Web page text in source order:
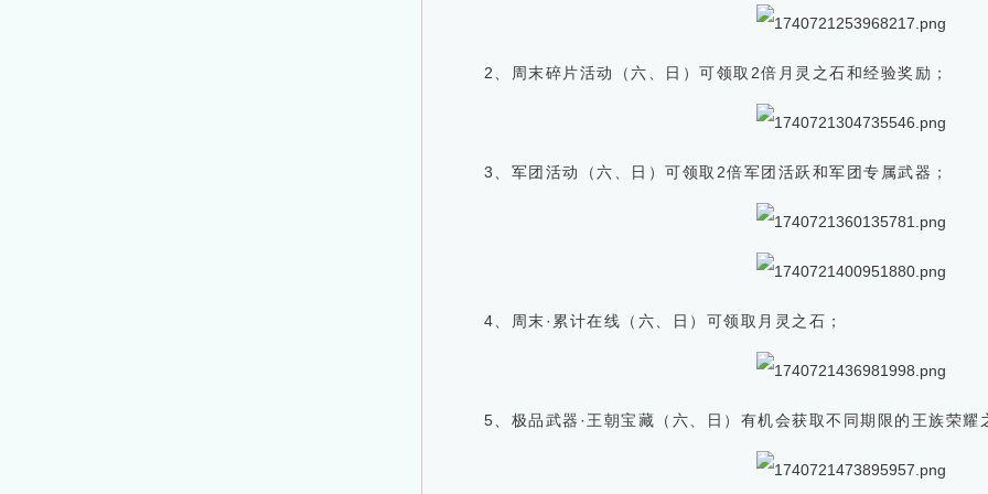
2、周末碎片活动（六、日）可领取2倍月灵之石和经验奖励；
3、军团活动（六、日）可领取2倍军团活跃和军团专属武器；
4、周末·累计在线（六、日）可领取月灵之石；
5、极品武器·王朝宝藏（六、日）有机会获取不同期限的王族荣耀